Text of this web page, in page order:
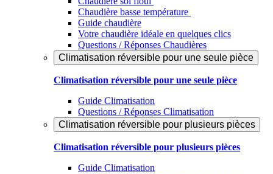
Chaudière basse température
Guide chaudière
Votre chaudière idéale en quelques clics
Questions / Réponses Chaudières
Climatisation réversible pour une seule pièce
Climatisation réversible pour une seule pièce
Guide Climatisation
Questions / Réponses Climatisation
Climatisation réversible pour plusieurs pièces
Climatisation réversible pour plusieurs pièces
Guide Climatisation